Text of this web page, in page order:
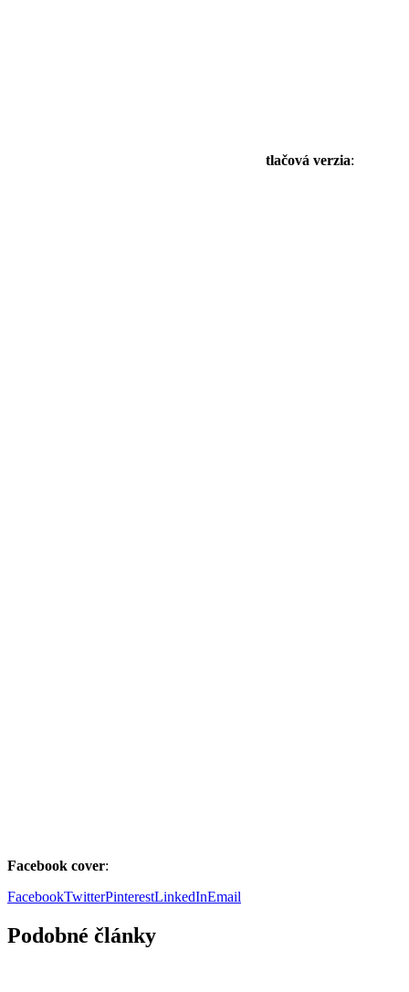
tlačová verzia:
Facebook cover:
FacebookTwitterPinterestLinkedInEmail
Podobné články